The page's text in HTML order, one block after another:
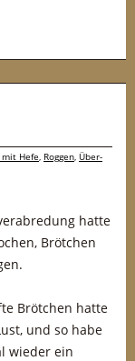
Hefe, Roggen, Über-
hatte
Brötchen
Brötchen hatte
und so habe
wieder ein